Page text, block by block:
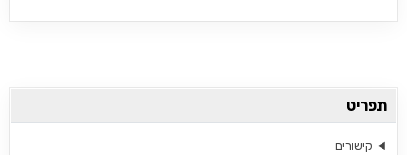
תפריט
קישורים